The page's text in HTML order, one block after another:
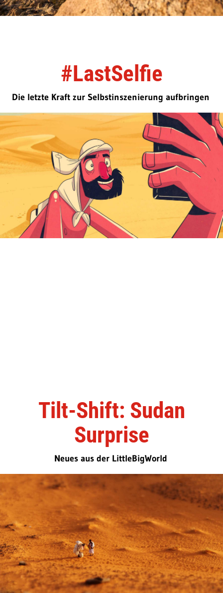
#LastSelfie
Die letzte Kraft zur Selbstinszenierung aufbringen
Tilt-Shift: Sudan
Surprise
Neues aus der LittleBigWorld